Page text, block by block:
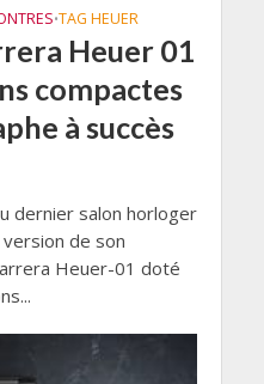
•TAG HEUER
Heuer 01
compactes
à succès
dernier salon horloger
de son
Heuer-01 doté